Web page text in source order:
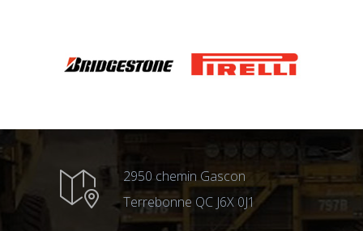
2950 chemin Gascon
Terrebonne QC J6X 0J1